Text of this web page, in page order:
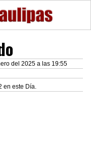
del 2025 a las 19:55
en este Día.